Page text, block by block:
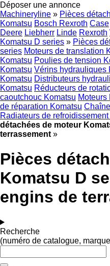
Déposer une annonce
Machineryline » Pièces
Komatsu Bosch Rexroth Case
Deere Liebherr Linde Rexroth
Komatsu D series » Pièces
series Moteurs de translation
Komatsu Poulies de tension
Komatsu Vérins hydrauliques
Komatsu Distributeurs
Komatsu Réducteurs de
caoutchouc Komatsu Moteurs
de réparation Komatsu
Radiateurs de
détachées de moteur
terrassement »
Pièces
Komatsu D
engins de
Recherche
(numéro de catalogue,